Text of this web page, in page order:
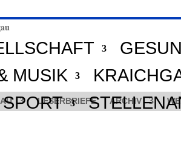
MUSIK
SPORTLESERBRIEFE ARCHIV